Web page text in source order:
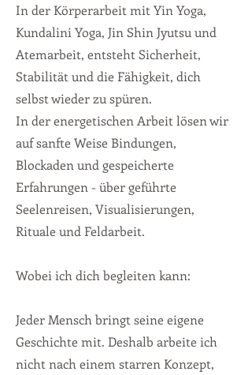
In der Körperarbeit mit Yin Yoga,
Kundalini Yoga, Jin Shin Jyutsu und
Atemarbeit, entsteht Sicherheit,
Stabilität und die Fähigkeit, dich
selbst wieder zu spüren.
In der energetischen Arbeit lösen wir
auf sanfte Weise Bindungen,
Blockaden und gespeicherte
Erfahrungen - über geführte
Seelenreisen, Visualisierungen,
Rituale und Feldarbeit.
Wobei ich dich begleiten kann:
Jeder Mensch bringt seine eigene
Geschichte mit. Deshalb arbeite ich
nicht nach einem starren Konzept,